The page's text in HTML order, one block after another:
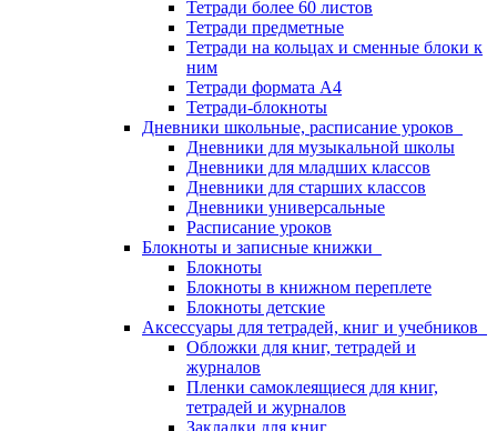
Тетради более 60 листов
Тетради предметные
Тетради на кольцах и сменные блоки к
ним
Тетради формата А4
Тетради-блокноты
Дневники школьные, расписание уроков
Дневники для музыкальной школы
Дневники для младших классов
Дневники для старших классов
Дневники универсальные
Расписание уроков
Блокноты и записные книжки
Блокноты
Блокноты в книжном переплете
Блокноты детские
Аксессуары для тетрадей, книг и учебников
Обложки для книг, тетрадей и
журналов
Пленки самоклеящиеся для книг,
тетрадей и журналов
Закладки для книг